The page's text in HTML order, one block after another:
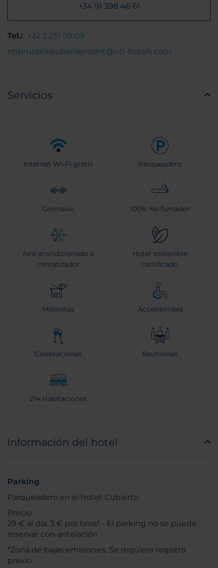
+34 91 398 46 61
Tel.: +32 2 231 09 09
nhbrusselseuberlaymont@nh-hotels.com
Servicios
Internet Wi-Fi gratis Parqueadero
Gimnasio 100% No fumador
Aire acondicionado o
climatizador
Hotel sostenible
certificado
Mascotas Accesibilidad
Celebraciones Reuniones
214 Habitaciones
Información del hotel
Parking
Parqueadero en el hotel: Cubierto
Precio:
29 € al día, 3 € por hora* - El parking no se puede
reservar con antelación
*Zona de bajas emisiones. Se requiere registro
previo.